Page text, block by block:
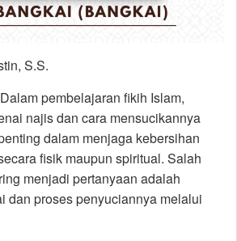
S.S.
pembelajaran fikih Islam,
najis dan cara mensucikannya
dalam menjaga kebersihan
fisik maupun spiritual. Salah
menjadi pertanyaan adalah
dan proses penyuciannya melalui